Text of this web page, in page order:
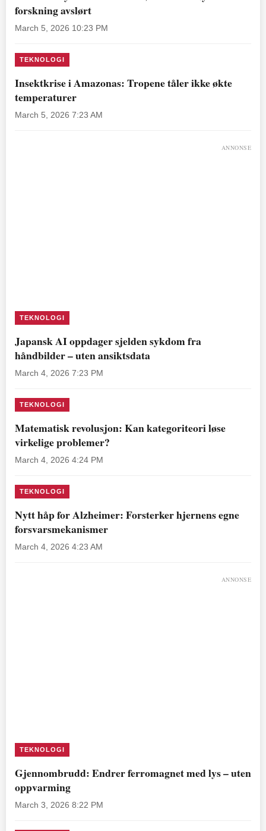
forskning avslørt
March 5, 2026 10:23 PM
TEKNOLOGI
Insektkrise i Amazonas: Tropene tåler ikke økte
temperaturer
March 5, 2026 7:23 AM
ANNONSE
TEKNOLOGI
Japansk AI oppdager sjelden sykdom fra
håndbilder – uten ansiktsdata
March 4, 2026 7:23 PM
TEKNOLOGI
Matematisk revolusjon: Kan kategoriteori løse
virkelige problemer?
March 4, 2026 4:24 PM
TEKNOLOGI
Nytt håp for Alzheimer: Forsterker hjernens egne
forsvarsmekanismer
March 4, 2026 4:23 AM
ANNONSE
TEKNOLOGI
Gjennombrudd: Endrer ferromagnet med lys – uten
oppvarming
March 3, 2026 8:22 PM